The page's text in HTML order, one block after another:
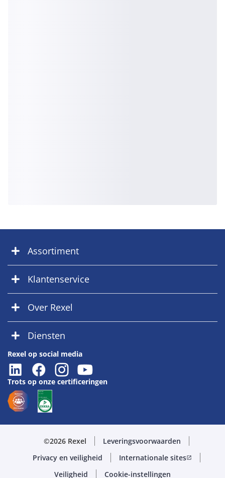
Assortiment
Klantenservice
Over Rexel
Diensten
Rexel op social media
Trots op onze certificeringen
©2026 Rexel
Leveringsvoorwaarden
Privacy en veiligheid
Internationale sitesopen_in_new
Veiligheid Cookie-instellingen